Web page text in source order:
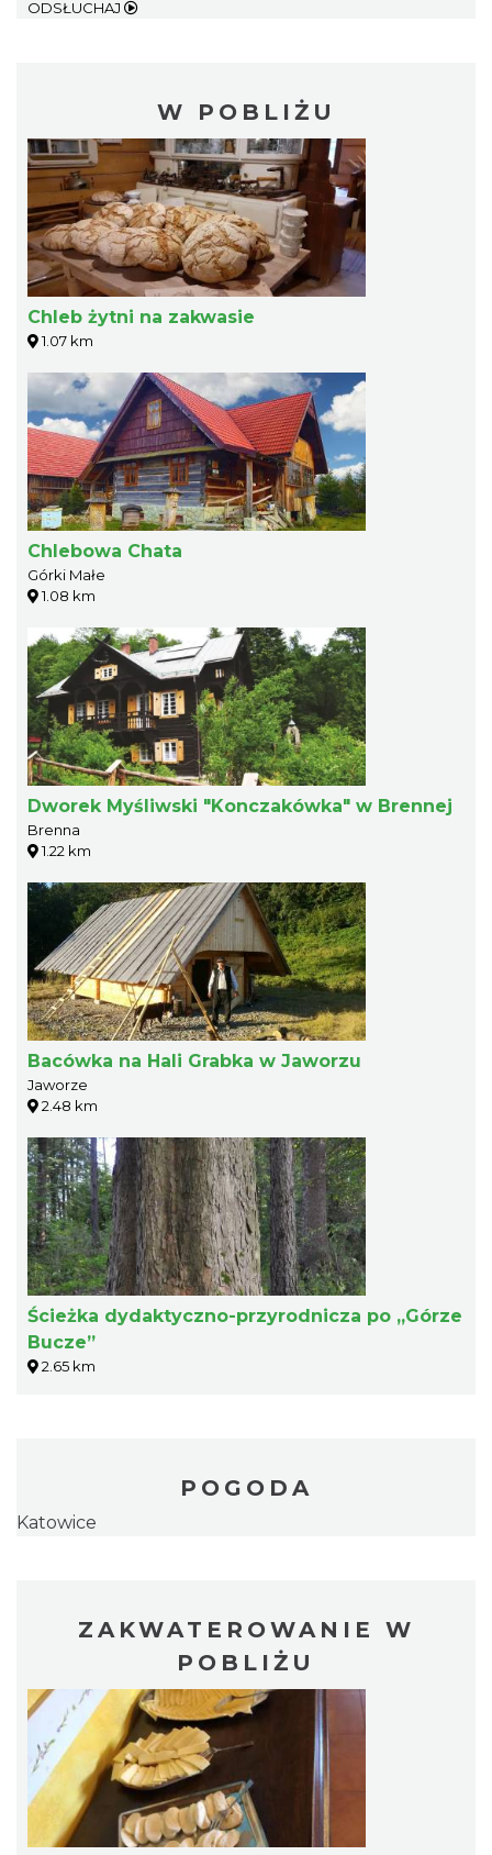
ODSŁUCHAJ
W POBLIŻU
Chleb żytni na zakwasie
1.07 km
Chlebowa Chata
Górki Małe
1.08 km
Dworek Myśliwski "Konczakówka" w Brennej
Brenna
1.22 km
Bacówka na Hali Grabka w Jaworzu
Jaworze
2.48 km
Ścieżka dydaktyczno-przyrodnicza po „Górze
Bucze”
2.65 km
POGODA
Katowice
ZAKWATEROWANIE W
POBLIŻU